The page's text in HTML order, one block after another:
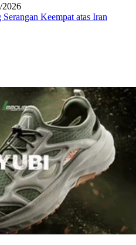
2026
Keempat atas Iran